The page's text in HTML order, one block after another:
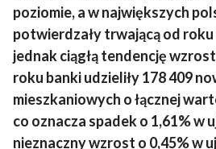
poziomie, a w największych
potwierdzały trwającą od roku
jednak ciągłą tendencję
roku banki udzieliły 178 409
mieszkaniowych o łącznej
co oznacza spadek o 1,61% w
nieznaczny wzrost o 0,45% w